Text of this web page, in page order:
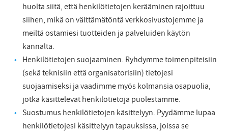
huolta siitä, että henkilötietojen kerääminen rajoittuu
siihen, mikä on välttämätöntä verkkosivustojemme ja
meiltä ostamiesi tuotteiden ja palveluiden käytön
kannalta.
Henkilötietojen suojaaminen. Ryhdymme toimenpiteisiin
(sekä teknisiin että organisatorisiin) tietojesi
suojaamiseksi ja vaadimme myös kolmansia osapuolia,
jotka käsittelevät henkilötietoja puolestamme.
Suostumus henkilötietojen käsittelyyn. Pyydämme lupaa
henkilötietojesi käsittelyyn tapauksissa, joissa se